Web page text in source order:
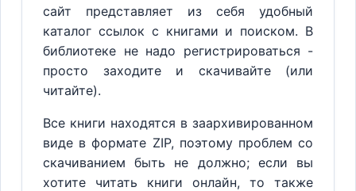
сайт представляет из себя удобный
каталог ссылок с книгами и поиском. В
библиотеке не надо регистрироваться -
просто заходите и скачивайте (или
читайте).
Все книги находятся в заархивированном
виде в формате ZIP, поэтому проблем со
скачиванием быть не должно; если вы
хотите читать книги онлайн, то также